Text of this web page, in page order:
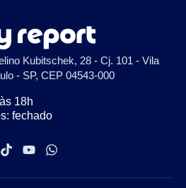
Kubitschek, 28 - Cj. 101 - Vila
- SP, CEP 04543-000
18h
fechado